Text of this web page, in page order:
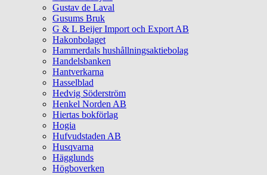
Gustav de Laval
Gusums Bruk
G & L Beijer Import och Export AB
Hakonbolaget
Hammerdals hushållningsaktiebolag
Handelsbanken
Hantverkarna
Hasselblad
Hedvig Söderström
Henkel Norden AB
Hiertas bokförlag
Hogia
Hufvudstaden AB
Husqvarna
Hägglunds
Högboverken